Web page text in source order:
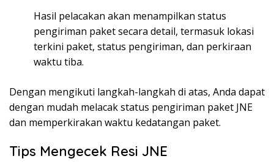
Hasil pelacakan akan menampilkan status
pengiriman paket secara detail, termasuk lokasi
terkini paket, status pengiriman, dan perkiraan
waktu tiba.
Dengan mengikuti langkah-langkah di atas, Anda dapat
dengan mudah melacak status pengiriman paket JNE
dan memperkirakan waktu kedatangan paket.
Tips Mengecek Resi JNE